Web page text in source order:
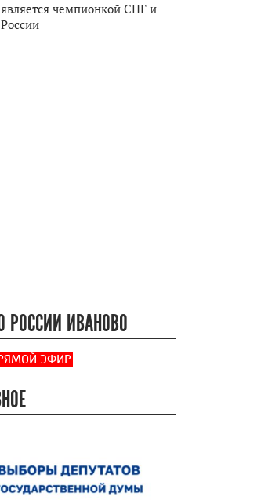
чемпионкой СНГ и
РОССИИ ИВАНОВО
ЭФИР